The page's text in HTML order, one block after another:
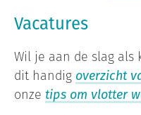
Vacatures
Wil je aan de slag als
dit handig overzicht
onze tips om vlotter